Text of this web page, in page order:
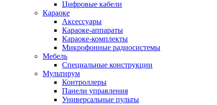
Цифровые кабели
Караоке
Аксессуары
Караоке-аппараты
Караоке-комплекты
Микрофонные радиосистемы
Мебель
Специальные конструкции
Мультирум
Контроллеры
Панели управления
Универсальные пульты